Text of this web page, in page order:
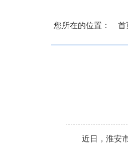
您所在的位置： 首
近日，淮安